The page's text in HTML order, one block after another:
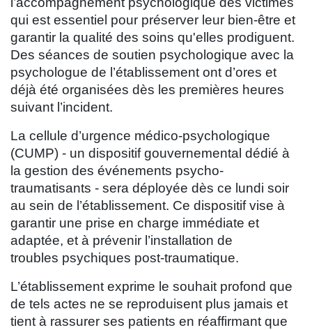
qui est essentiel pour préserver leur bien-être et
garantir la qualité des soins qu'elles prodiguent.
Des séances de soutien psychologique avec la
psychologue de l’établissement ont d’ores et
déjà été organisées dès les premières heures
suivant l’incident.
La cellule d’urgence médico-psychologique
(CUMP) - un dispositif gouvernemental dédié à
la gestion des événements psycho-
traumatisants - sera déployée dès ce lundi soir
au sein de l’établissement. Ce dispositif vise à
garantir une prise en charge immédiate et
adaptée, et à prévenir l’installation de
troubles psychiques post-traumatique.
L’établissement exprime le souhait profond que
de tels actes ne se reproduisent plus jamais et
tient à rassurer ses patients en réaffirmant que